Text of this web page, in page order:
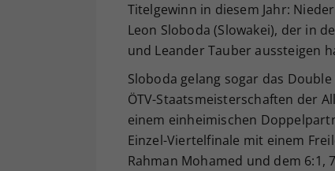
Titelgewinn in diesem Jahr:
Leon Sloboda (Slowakei), der in
und Leander Tauber aussteigen
Sloboda gelang sogar das
ÖTV-Staatsmeisterschaften der
einem einheimischen
Einzel-Viertelfinale mit einem
Rahman Mohamed und dem 6:1,